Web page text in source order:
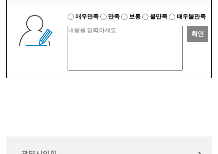
매우만족 만족 보통 불만족 매우불만족
확인